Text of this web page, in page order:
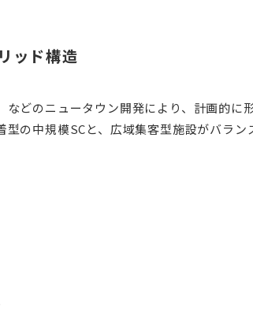
ッド構造
どのニュータウン開発により、計画的に
の中規模SCと、広域集客型施設がバラン